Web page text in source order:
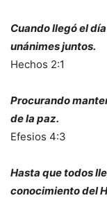
Cuando llegó el
unánimes juntos.
Hechos 2:1
Procurando
de la paz.
Efesios 4:3
Hasta que todos
conocimiento del